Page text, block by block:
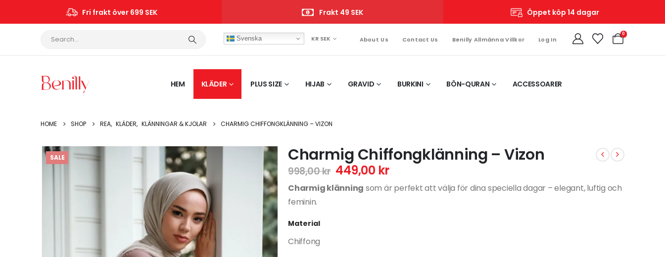
Fri frakt över 699 SEK Frakt 49 SEK Öppet köp 14 dagar
Svenska KR SEK About Us Contact Us Benilly Allmänna Villkor Log In
0
HEM KLÄDER PLUS SIZE HIJAB GRAVID BURKINI BÖN-QURAN ACCESSOARER
HOME SHOP REA, KLÄDER, KLÄNNINGAR & KJOLAR CHARMIG CHIFFONGKLÄNNING – VIZON
SALE Charmig Chiffongklänning – Vizon
998,00kr 449,00 kr
Charmig klänning som är perfekt att välja för dina speciella dagar – elegant, luftig och
feminin.
Material
Chiffong